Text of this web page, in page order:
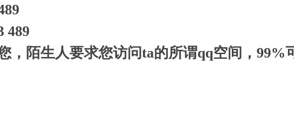
489
，陌生人要求您访问ta的所谓qq空间，